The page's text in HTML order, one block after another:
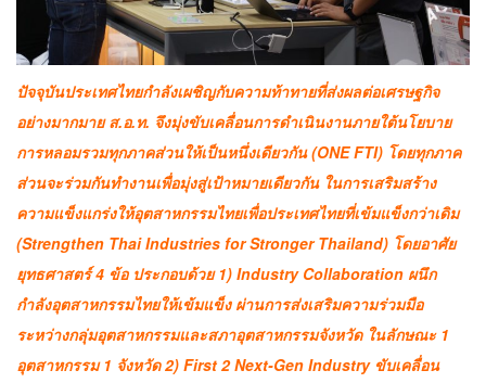
ปัจจุบันประเทศไทยกำลังเผชิญกับความท้าทายที่ส่งผลต่อเศรษฐกิจ
อย่างมากมาย ส.อ.ท. จึงมุ่งขับเคลื่อนการดำเนินงานภายใต้นโยบาย
การหลอมรวมทุกภาคส่วนให้เป็นหนึ่งเดียวกัน (ONE FTI) โดยทุกภาค
ส่วนจะร่วมกันทำงานเพื่อมุ่งสู่เป้าหมายเดียวกัน ในการเสริมสร้าง
ความแข็งแกร่งให้อุตสาหกรรมไทยเพื่อประเทศไทยที่เข้มแข็งกว่าเดิม
(Strengthen Thai Industries for Stronger Thailand) โดยอาศัย
ยุทธศาสตร์ 4 ข้อ ประกอบด้วย 1) Industry Collaboration ผนึก
กำลังอุตสาหกรรมไทยให้เข้มแข็ง ผ่านการส่งเสริมความร่วมมือ
ระหว่างกลุ่มอุตสาหกรรมและสภาอุตสาหกรรมจังหวัด ในลักษณะ 1
อุตสาหกรรม 1 จังหวัด 2) First 2 Next-Gen Industry ขับเคลื่อน